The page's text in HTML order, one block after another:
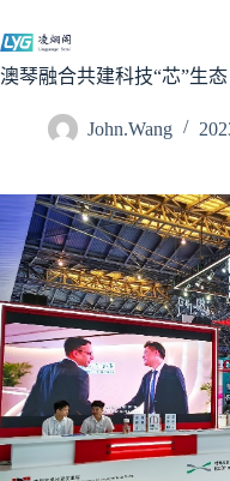
过
内
澳琴融合共建科技“芯”生
John.Wang